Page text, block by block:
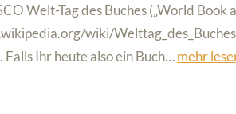
Welt-Tag des Buches („World
wiki/
Ihr heute also ein Buch…mehr